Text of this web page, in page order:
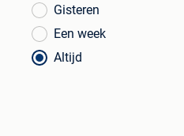
Gisteren
Een week
Altijd